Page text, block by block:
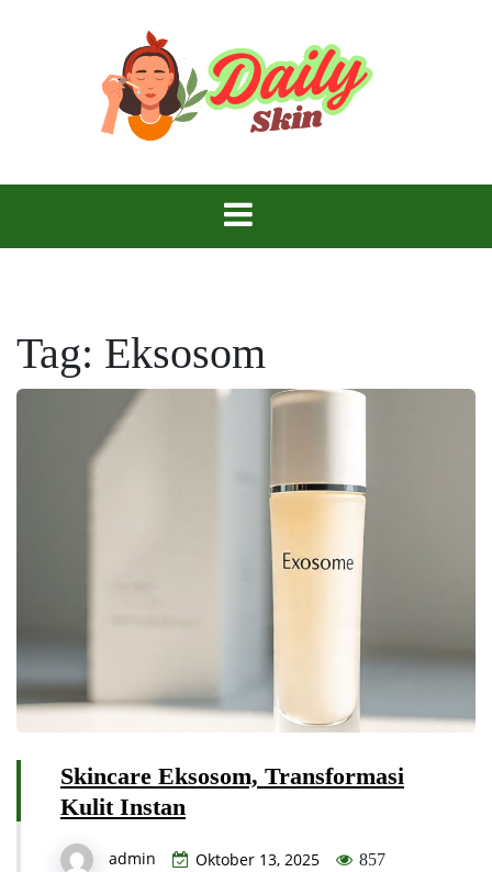
Daily Skin
Tag: Eksosom
Skincare Eksosom, Transformasi
Kulit Instan
admin Oktober 13, 2025 857